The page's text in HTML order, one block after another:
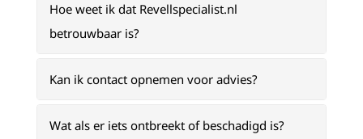
Hoe weet ik dat Revellspecialist.nl
betrouwbaar is?
Kan ik contact opnemen voor advies?
Wat als er iets ontbreekt of beschadigd is?